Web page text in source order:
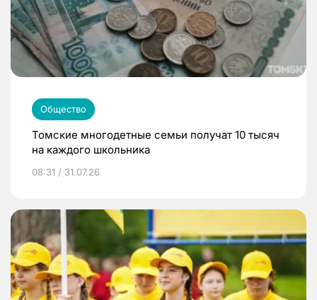
Общество
Томские многодетные семьи получат 10 тысяч
на каждого школьника
08:31 / 31.07.26